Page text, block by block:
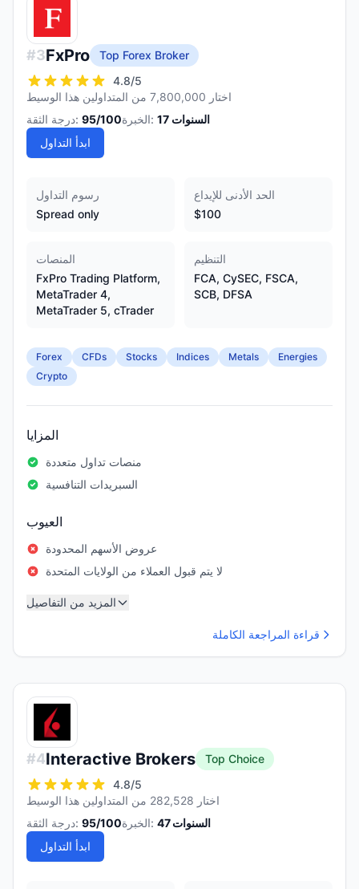
#3FxPro
Top Forex Broker
4.8/5
اختار 7,800,000 من المتداولين هذا الوسيط
درجة الثقة: 95/100 الخبرة: 17 السنوات
ابدأ التداول
رسوم التداول
Spread only
الحد الأدنى للإيداع
$100
المنصات
FxPro Trading Platform,
MetaTrader 4,
MetaTrader 5, cTrader
التنظيم
FCA, CySEC, FSCA,
SCB, DFSA
Forex CFDs Stocks Indices Metals
Energies
Crypto
المزايا
منصات تداول متعددة
السبريدات التنافسية
العيوب
عروض الأسهم المحدودة
لا يتم قبول العملاء من الولايات المتحدة
المزيد من التفاصيل
قراءة المراجعة الكاملة
#4Interactive Brokers
Top Choice
4.8/5
اختار 282,528 من المتداولين هذا الوسيط
درجة الثقة: 95/100 الخبرة: 47 السنوات
ابدأ التداول